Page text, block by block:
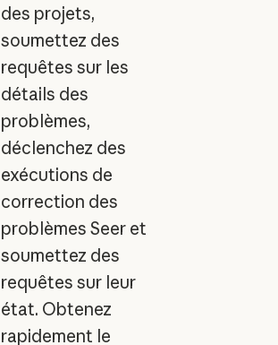
des projets,
soumettez des
requêtes sur les
détails des
problèmes,
déclenchez des
exécutions de
correction des
problèmes Seer et
soumettez des
requêtes sur leur
état. Obtenez
rapidement le